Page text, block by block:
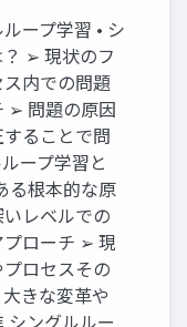
ープ学習 • シ
➢ 現状のフ
内での問題
➢ 問題の原因
ることで問
ープ学習と
る根本的な原
レベルでの
ローチ ➢ 現
ロセスその
きな変革や
シングルルー